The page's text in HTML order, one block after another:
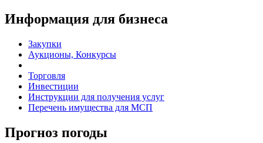
Информация для бизнеса
Закупки
Аукционы, Конкурсы
Торговля
Инвестиции
Инструкции для получения услуг
Перечень имущества для МСП
Прогноз погоды